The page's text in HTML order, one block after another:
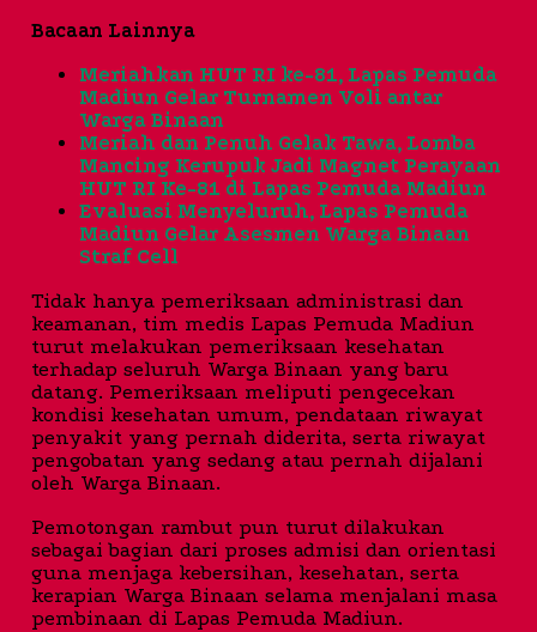
Bacaan Lainnya
Meriahkan HUT RI ke-81, Lapas Pemuda
Madiun Gelar Turnamen Voli antar
Warga Binaan
Meriah dan Penuh Gelak Tawa, Lomba
Mancing Kerupuk Jadi Magnet Perayaan
HUT RI Ke-81 di Lapas Pemuda Madiun
Evaluasi Menyeluruh, Lapas Pemuda
Madiun Gelar Asesmen Warga Binaan
Straf Cell
Tidak hanya pemeriksaan administrasi dan
keamanan, tim medis Lapas Pemuda Madiun
turut melakukan pemeriksaan kesehatan
terhadap seluruh Warga Binaan yang baru
datang. Pemeriksaan meliputi pengecekan
kondisi kesehatan umum, pendataan riwayat
penyakit yang pernah diderita, serta riwayat
pengobatan yang sedang atau pernah dijalani
oleh Warga Binaan.
Pemotongan rambut pun turut dilakukan
sebagai bagian dari proses admisi dan orientasi
guna menjaga kebersihan, kesehatan, serta
kerapian Warga Binaan selama menjalani masa
pembinaan di Lapas Pemuda Madiun.